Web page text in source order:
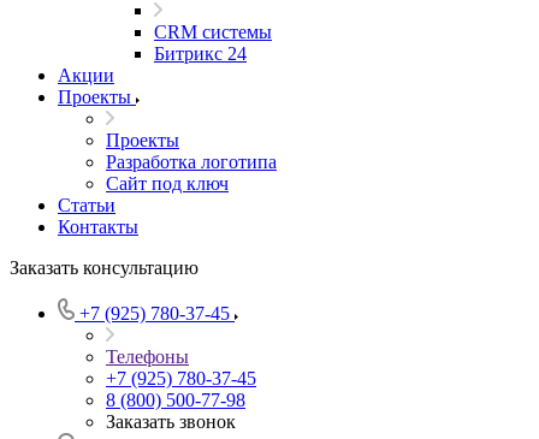
CRM системы
Битрикс 24
Акции
Проекты
Проекты
Разработка логотипа
Сайт под ключ
Статьи
Контакты
Заказать консультацию
+7 (925) 780-37-45
Телефоны
+7 (925) 780-37-45
8 (800) 500-77-98
Заказать звонок